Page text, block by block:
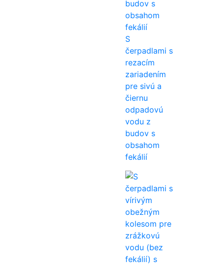
S
čerpadlami s
rezacím
zariadením
pre sivú a
čiernu
odpadovú
vodu z
budov s
obsahom
fekálií